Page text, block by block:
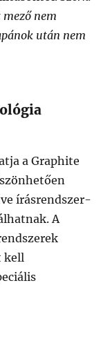
nem
után nem
a Graphite
írásrendszer-
A
kell